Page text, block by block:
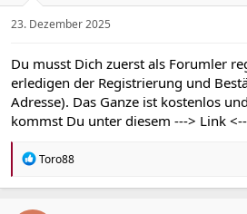
23. Dezember 2025
Du musst Dich zuerst als Forumler
erledigen der Registrierung und
Adresse). Das Ganze ist kostenlos
kommst Du unter diesem ---> Link
R
a
Toro88